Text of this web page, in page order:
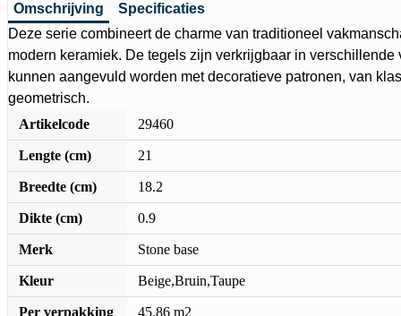
Omschrijving
Specificaties
Deze serie combineert de charme van traditioneel
modern keramiek. De tegels zijn verkrijgbaar in verschillende
kunnen aangevuld worden met decoratieve patronen, van
geometrisch.
Artikelcode
29460
Lengte (cm) 21
Breedte (cm) 18.2
Dikte (cm) 0.9
Merk Stone base
Kleur Beige,Bruin,Taupe
Per verpakking 45.86 m2